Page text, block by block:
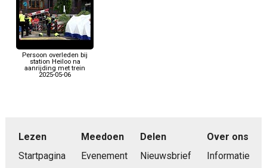
Persoon overleden bij
station Heiloo na
aanrijding met trein
2025-05-06
Lezen
Startpagina
Meedoen
Evenement
Delen
Nieuwsbrief
Over ons
Informatie